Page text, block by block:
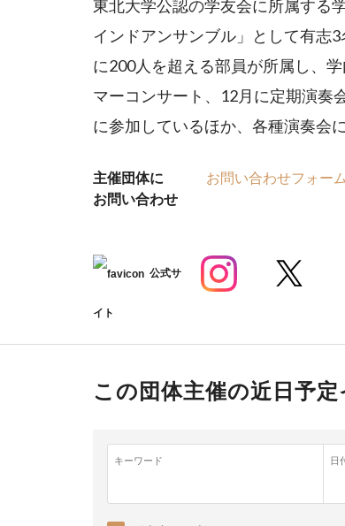
東北大学公認の学友会に所属する
インドアンサンブル」として有志
に200人を超える部員が所属し、
マーコンサート、12月に定期演奏
に参加しているほか、各種演奏会
主催団体に
お問い合わせ
お問い合わせフォーム
公式サ
イト
この団体主催の近日予
キーワード 日